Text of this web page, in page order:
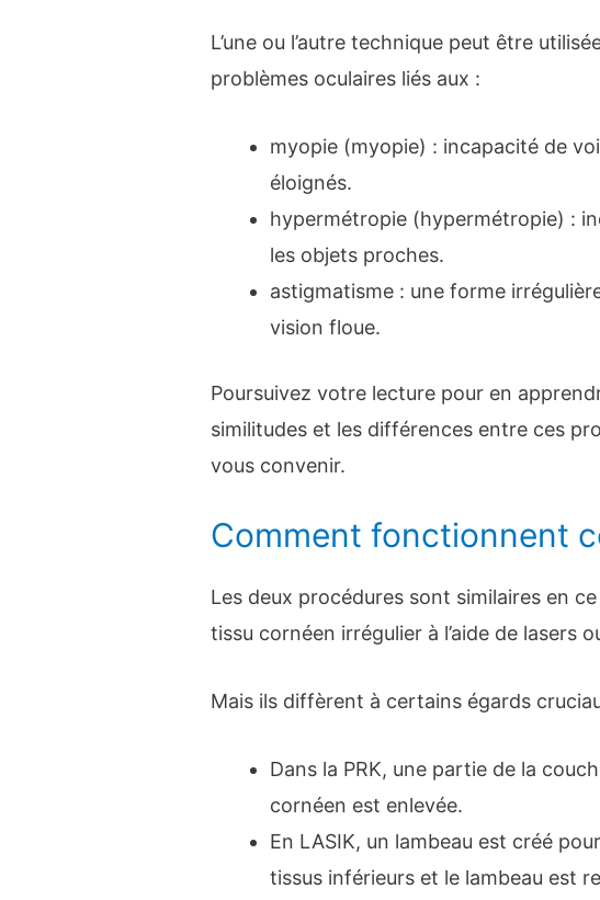
L’une ou l’autre technique peut être
problèmes oculaires liés aux :
myopie (myopie) : incapacité de
éloignés.
hypermétropie (hypermétropie) :
les objets proches.
astigmatisme : une forme
vision floue.
Poursuivez votre lecture pour en
similitudes et les différences entre ces
vous convenir.
Comment fonctionnent
Les deux procédures sont similaires en
tissu cornéen irrégulier à l’aide de lasers
Mais ils diffèrent à certains égards
Dans la PRK, une partie de la
cornéen est enlevée.
En LASIK, un lambeau est créé
tissus inférieurs et le lambeau est